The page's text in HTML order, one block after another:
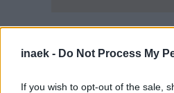
inaek - Do Not Process My
If you wish to opt-out of the sale,
Ροή